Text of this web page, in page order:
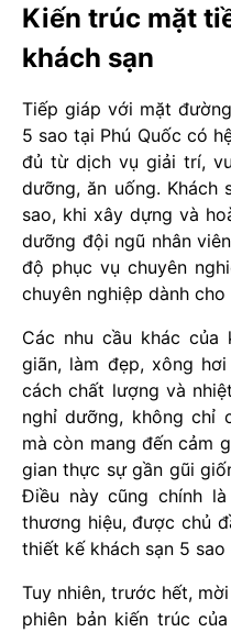
Kiến trúc mặt
khách sạn
Tiếp giáp với mặt
5 sao tại Phú Quốc có
đủ từ dịch vụ giải trí,
dưỡng, ăn uống. Khách
sao, khi xây dựng và
dưỡng đội ngũ nhân
độ phục vụ chuyên
chuyên nghiệp dành cho
Các nhu cầu khác
giãn, làm đẹp, xông
cách chất lượng và
nghỉ dưỡng, không chỉ
mà còn mang đến cảm
gian thực sự gần gũi
Điều này cũng chính
thương hiệu, được chủ
thiết kế khách sạn 5 sao
Tuy nhiên, trước hết,
phiên bản kiến trúc